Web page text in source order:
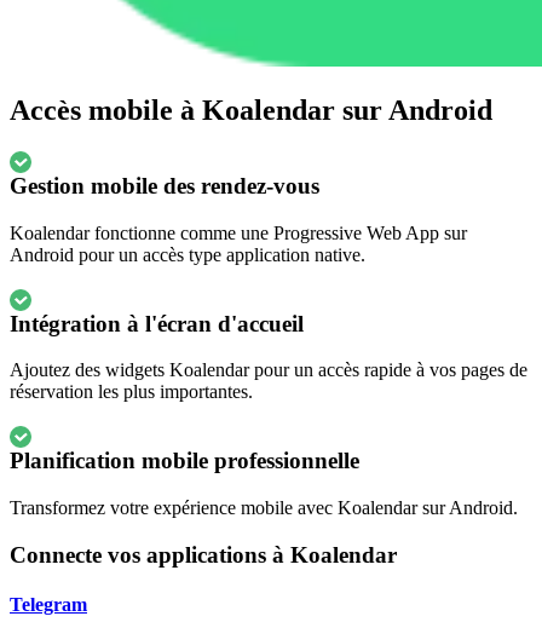
Accès mobile à Koalendar sur Android
Gestion mobile des rendez-vous
Koalendar fonctionne comme une Progressive Web App sur
Android pour un accès type application native.
Intégration à l'écran d'accueil
Ajoutez des widgets Koalendar pour un accès rapide à vos pages de
réservation les plus importantes.
Planification mobile professionnelle
Transformez votre expérience mobile avec Koalendar sur Android.
Connecte vos applications à Koalendar
Telegram